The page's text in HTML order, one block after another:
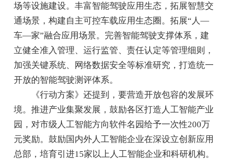
场等设施建设。丰富智能驾驶应用生态，拓展智慧交
通场景，构建自主可控车载应用生态圈。拓展“人—
车—家”融合应用场景。完善智能驾驶支撑体系，建
立健全准入管理、运行监管、责任认定等管理细则，
加强关键系统、网络数据安全等标准研究，打造统一
开放的智能驾驶测评体系。
《行动方案》还提到，要营造开放包容的发展环
境。推进产业集聚发展，鼓励各区打造人工智能产业
园，对市级人工智能方向软件名园给予一次性200万
元奖励。鼓励国内外人工智能企业在深设立创新应用
总部，培育引进15家以上人工智能企业和科研机构。